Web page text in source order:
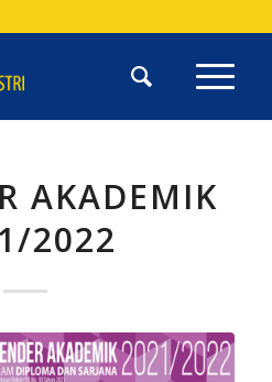
AKADEMIK
2022